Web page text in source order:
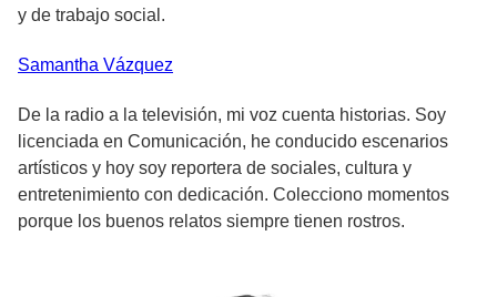
y de trabajo social.
Samantha Vázquez
De la radio a la televisión, mi voz cuenta historias. Soy
licenciada en Comunicación, he conducido escenarios
artísticos y hoy soy reportera de sociales, cultura y
entretenimiento con dedicación. Colecciono momentos
porque los buenos relatos siempre tienen rostros.